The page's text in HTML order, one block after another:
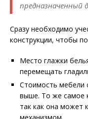
предназначенный
Сразу необходимо
конструкции, чтобы
Место глажки
перемещать
Стоимость мебели
выше. То же самое
так как она может